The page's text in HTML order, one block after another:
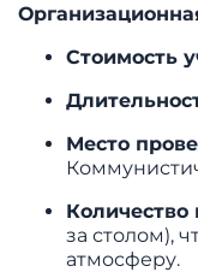
Стоимость
Место
Количество
за столом),
атмосферу.